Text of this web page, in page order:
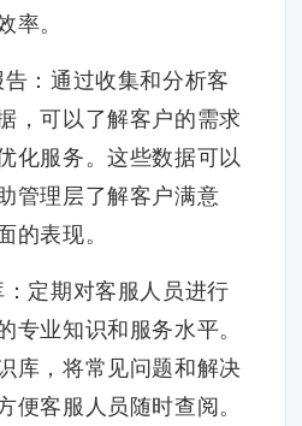
率。
：通过收集和分析客
，可以了解客户的需求
化服务。这些数据可以
管理层了解客户满意
的表现。
定期对客服人员进行
专业知识和服务水平。
库，将常见问题和解决
便客服人员随时查阅。